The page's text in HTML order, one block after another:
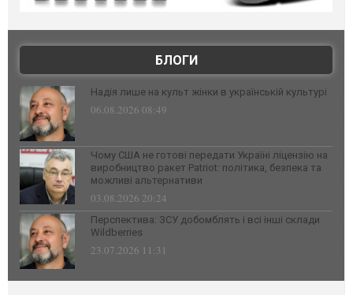
БЛОГИ
Надія лише на культ жінки в українській культурі
06.08.2026 08:49
Чому США не готові передати Україні ліцензію на
виробництво ракет Patriot: політика, безпека та
можливі альтернативи
03.08.2026 20:24
Перспектива: ЗСУ добомблять і всі інші склади
Wildberries
23.07.2026 11:31